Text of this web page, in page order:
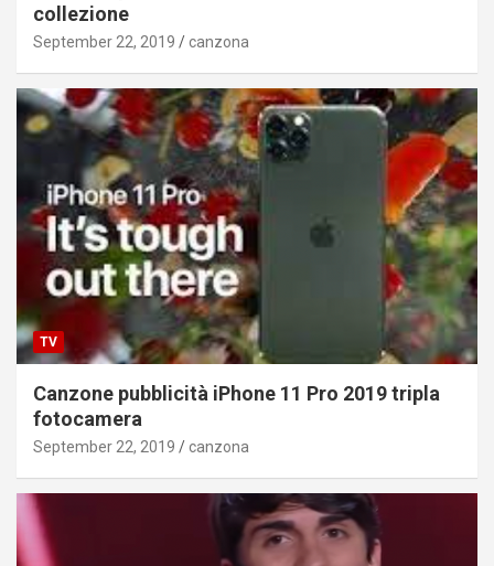
collezione
September 22, 2019 canzona
TV
Canzone pubblicità iPhone 11 Pro 2019 tripla
fotocamera
September 22, 2019 canzona